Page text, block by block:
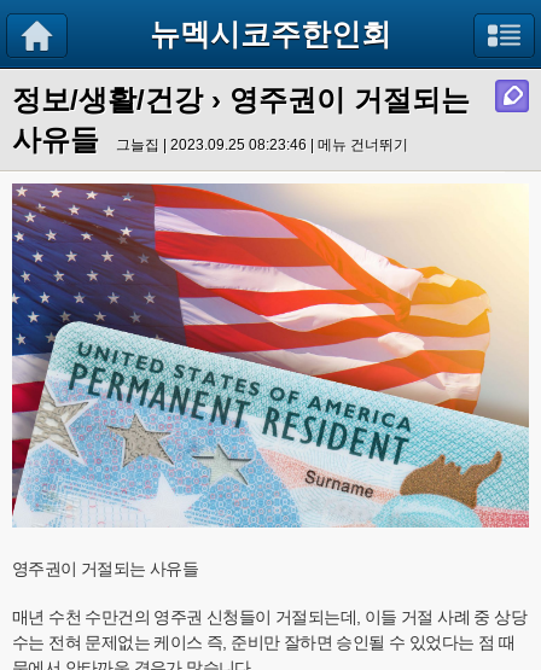
뉴멕시코주한인회
정보/생활/건강› 영주권이 거절되는
사유들
그늘집 | 2023.09.25 08:23:46 | 메뉴 건너뛰기
영주권이 거절되는 사유들
매년 수천 수만건의 영주권 신청들이 거절되는데, 이들 거절 사례 중 상당
수는 전혀 문제없는 케이스 즉, 준비만 잘하면 승인될 수 있었다는 점 때